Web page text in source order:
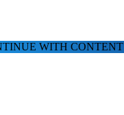
WITH CONTENT